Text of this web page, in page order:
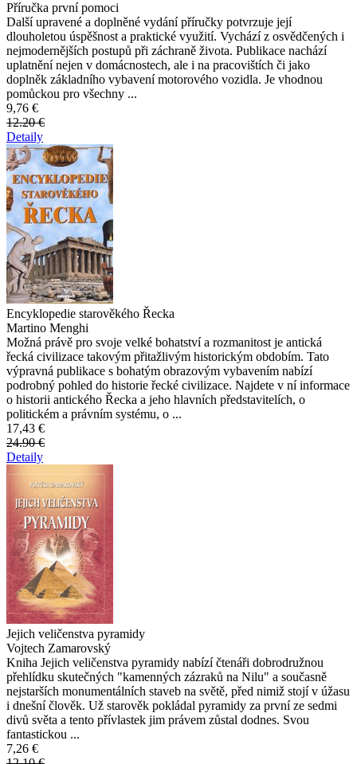
Příručka první pomoci
Další upravené a doplněné vydání příručky potvrzuje její
dlouholetou úspěšnost a praktické využití. Vychází z osvědčených i
nejmodernějších postupů při záchraně života. Publikace nachází
uplatnění nejen v domácnostech, ale i na pracovištích či jako
doplněk základního vybavení motorového vozidla. Je vhodnou
pomůckou pro všechny ...
9,76 €
12.20 €
Detaily
Encyklopedie starověkého Řecka
Martino Menghi
Možná právě pro svoje velké bohatství a rozmanitost je antická
řecká civilizace takovým přitažlivým historickým obdobím. Tato
výpravná publikace s bohatým obrazovým vybavením nabízí
podrobný pohled do historie řecké civilizace. Najdete v ní informace
o historii antického Řecka a jeho hlavních představitelích, o
politickém a právním systému, o ...
17,43 €
24.90 €
Detaily
Jejich veličenstva pyramidy
Vojtech Zamarovský
Kniha Jejich veličenstva pyramidy nabízí čtenáři dobrodružnou
přehlídku skutečných "kamenných zázraků na Nilu" a současně
nejstarších monumentálních staveb na světě, před nimiž stojí v úžasu
i dnešní člověk. Už starověk pokládal pyramidy za první ze sedmi
divů světa a tento přívlastek jim právem zůstal dodnes. Svou
fantastickou ...
7,26 €